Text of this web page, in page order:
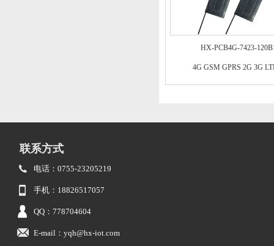
HX-PCB4G-7423-
4G GSM GPRS 2G 3G
联系方式
电话：0755-23205219
手机：18826517057
QQ：778704604
E-mail：yqh@hx-iot.com